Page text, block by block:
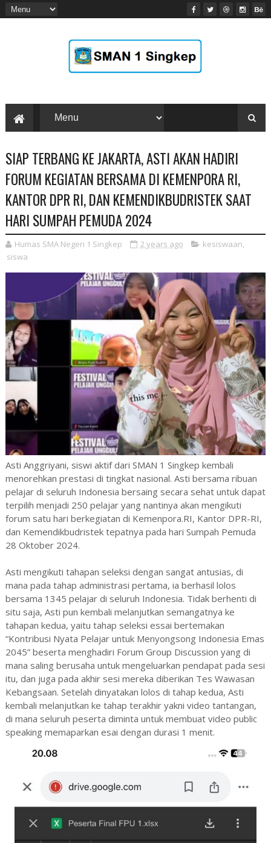
SIAP TERBANG KE JAKARTA, ASTI AKAN HADIRI
FORUM KEGIATAN BERSAMA DI KEMENPORA RI,
KANTOR DPR RI, DAN KEMENDIKBUDRISTEK SAAT
HARI SUMPAH PEMUDA 2024
Humas SMA Negeri 1 Singkep 2 years ago kesiswaan
siswa
Asti Anggriyani, siswi aktif dari SMAN 1 Singkep kembali
menorehkan prestasi di tingkat nasional. Asti bersama ribuan
pelajar di seluruh Indonesia bersaing secara sehat untuk dapat
terpilih menjadi 250 pelajar yang nantinya akan mengikuti
forum satu hari berkegiatan di Kemenpora.RI, Kantor DPR-RI,
dan Kemendikbudristek tepatnya pada hari Sumpah Pemuda
28 Oktober 2024.
Asti mengikuti tahapan seleksi dengan sangat antusias, di
mana pada tahap administrasi pertama, ia berhasil lolos
bersama 1345 pelajar di seluruh Indonesia. Tidak berhenti di
situ saja, Asti pun kembali melanjutkan semangatnya ke
tahapan kedua, yaitu tahap seleksi essai bertemakan
“Kontribusi Nyata Pelajar untuk Menyongsong Indonesia Emas
2045” beserta menghadiri Forum Group Discussion yang di
mana saling berusaha untuk mengeluarkan pendapat pada sesi
itu, dan juga pada akhir sesi mereka diberikan Tes Wawasan
Kebangsaan. Setelah dinyatakan lolos di tahap kedua, Asti
kembali melanjutkan ke tahap terakhir yakni video tantangan,
di mana seluruh peserta diminta untuk membuat video public
speaking memaparkan esai dengan durasi 1 menit.